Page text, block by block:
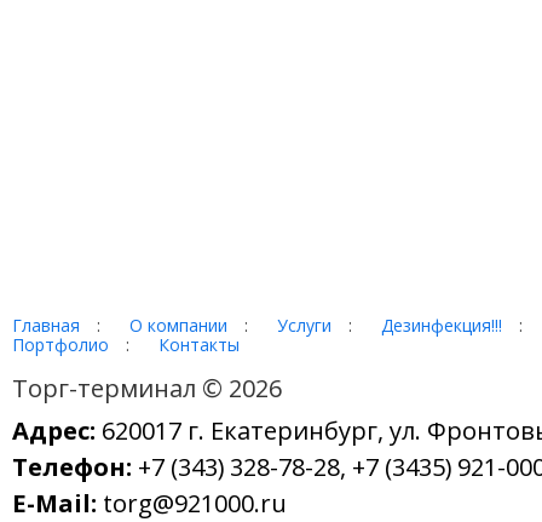
Главная : О компании : Услуги : Дезинфекция!!!
:
Портфолио
: Контакты
Торг-терминал © 2026
Адрес: 620017 г. Екатеринбург, ул.
Телефон: +7 (343) 328-78-28, +7 (3435) 921-
E-Mail: torg@921000.ru